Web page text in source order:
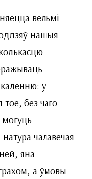
вельмі
нашыя
у
тое, без чаго
могуць
чалавечая
яна
а ўмовы